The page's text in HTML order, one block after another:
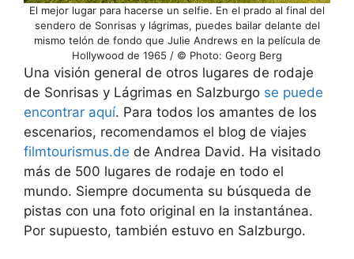
El mejor lugar para hacerse un selfie. En el prado al final del
sendero de Sonrisas y lágrimas, puedes bailar delante del
mismo telón de fondo que Julie Andrews en la película de
Hollywood de 1965 / © Photo: Georg Berg
Una visión general de otros lugares de rodaje
de Sonrisas y Lágrimas en Salzburgo se puede
encontrar aquí. Para todos los amantes de los
escenarios, recomendamos el blog de viajes
filmtourismus.de de Andrea David. Ha visitado
más de 500 lugares de rodaje en todo el
mundo. Siempre documenta su búsqueda de
pistas con una foto original en la instantánea.
Por supuesto, también estuvo en Salzburgo.